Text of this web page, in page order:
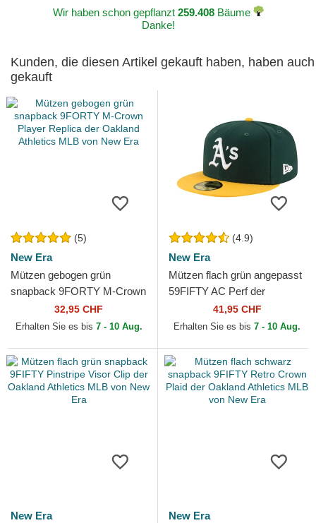
Wir haben schon gepflanzt 259.408Bäume
Danke!
Kunden, die diesen Artikel gekauft haben, haben auch
gekauft
(5)
New Era
Mützen gebogen grün
snapback 9FORTY M-Crown
Player Replica der Oakland
Athletics MLB von New Era
32,95 CHF
Erhalten Sie es bis 7 - 10 Aug.
(4.9)
New Era
Mützen flach grün angepasst
59FIFTY AC Perf der
Oakland Athletics MLB von
New Era
41,95 CHF
Erhalten Sie es bis 7 - 10 Aug.
New Era
New Era